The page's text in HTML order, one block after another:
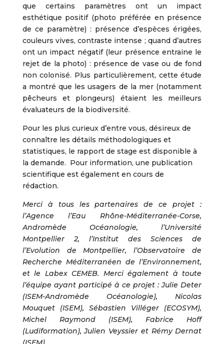
que certains paramètres ont un impact
esthétique positif (photo préférée en présence
de ce paramètre) : présence d’espèces érigées,
couleurs vives, contraste intense ; quand d’autres
ont un impact négatif (leur présence entraine le
rejet de la photo) : présence de vase ou de fond
non colonisé. Plus particulièrement, cette étude
a montré que les usagers de la mer (notamment
pêcheurs et plongeurs) étaient les meilleurs
évaluateurs de la biodiversité.
Pour les plus curieux d’entre vous, désireux de
connaître les détails méthodologiques et
statistiques, le rapport de stage est disponible à
la demande. Pour information, une publication
scientifique est également en cours de
rédaction.
Merci à tous les partenaires de ce projet :
l’Agence l’Eau Rhône-Méditerranée-Corse,
Andromède Océanologie, l’Université
Montpellier 2, l’Institut des Sciences de
l’Evolution de Montpellier, l’Observatoire de
Recherche Méditerranéen de l’Environnement,
et le Labex CEMEB. Merci également à toute
l’équipe ayant participé à ce projet : Julie Deter
(ISEM-Andromède Océanologie), Nicolas
Mouquet (ISEM), Sébastien Villéger (ECOSYM),
Michel Raymond (ISEM), Fabrice Hoff
(Ludiformation), Julien Veyssier et Rémy Dernat